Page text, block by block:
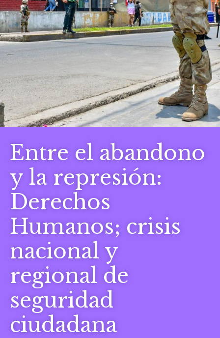
Entre el abandono
y la represión:
Derechos
Humanos; crisis
nacional y
regional de
seguridad
ciudadana